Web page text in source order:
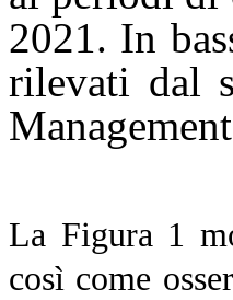
2021. In
rilevati dal
La Figura 1
così come